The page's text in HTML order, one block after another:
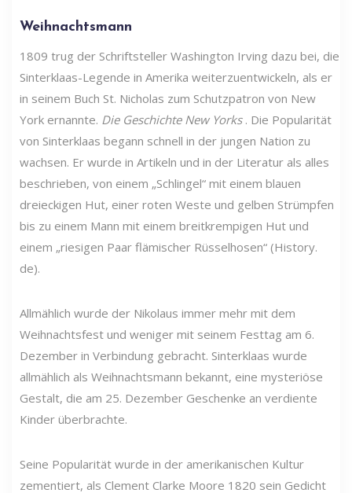
Weihnachtsmann
1809 trug der Schriftsteller Washington Irving dazu bei, die
Sinterklaas-Legende in Amerika weiterzuentwickeln, als er
in seinem Buch St. Nicholas zum Schutzpatron von New
York ernannte. Die Geschichte New Yorks. Die Popularität
von Sinterklaas begann schnell in der jungen Nation zu
wachsen. Er wurde in Artikeln und in der Literatur als alles
beschrieben, von einem „Schlingel“ mit einem blauen
dreieckigen Hut, einer roten Weste und gelben Strümpfen
bis zu einem Mann mit einem breitkrempigen Hut und
einem „riesigen Paar flämischer Rüsselhosen“ (History.
de).
Allmählich wurde der Nikolaus immer mehr mit dem
Weihnachtsfest und weniger mit seinem Festtag am 6.
Dezember in Verbindung gebracht. Sinterklaas wurde
allmählich als Weihnachtsmann bekannt, eine mysteriöse
Gestalt, die am 25. Dezember Geschenke an verdiente
Kinder überbrachte.
Seine Popularität wurde in der amerikanischen Kultur
zementiert, als Clement Clarke Moore 1820 sein Gedicht